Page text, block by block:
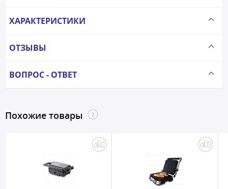
ХАРАКТЕРИСТИКИ
ОТЗЫВЫ
ВОПРОС - ОТВЕТ
Похожие товары